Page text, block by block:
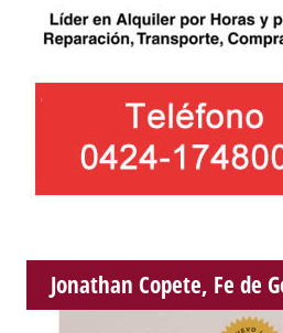
Jonathan Copete, Fe de